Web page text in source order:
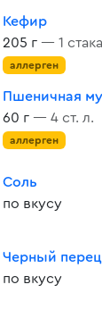
Кефир
205 г — 1
аллерген
Пшеничная
60 г — 4 ст. л.
аллерген
Соль
по вкусу
Черный
по вкусу